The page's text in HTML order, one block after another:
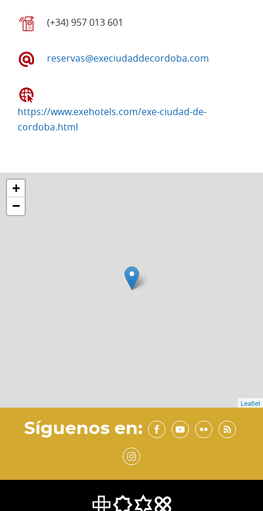
(+34) 957 013 601
reservas@execiudaddecordoba.com
https://www.exehotels.com/exe-ciudad-de-
cordoba.html
+
−
Leaflet
Síguenos en: